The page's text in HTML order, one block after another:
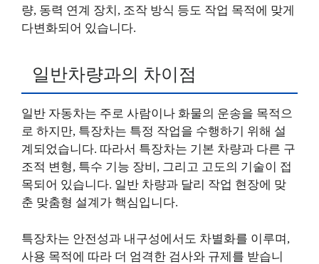
량, 동력 연계 장치, 조작 방식 등도 작업 목적에 맞게
다변화되어 있습니다.
일반차량과의 차이점
일반 자동차는 주로 사람이나 화물의 운송을 목적으
로 하지만, 특장차는 특정 작업을 수행하기 위해 설
계되었습니다. 따라서 특장차는 기본 차량과 다른 구
조적 변형, 특수 기능 장비, 그리고 고도의 기술이 접
목되어 있습니다. 일반 차량과 달리 작업 현장에 맞
춘 맞춤형 설계가 핵심입니다.
특장차는 안전성과 내구성에서도 차별화를 이루며,
사용 목적에 따라 더 엄격한 검사와 규제를 받습니